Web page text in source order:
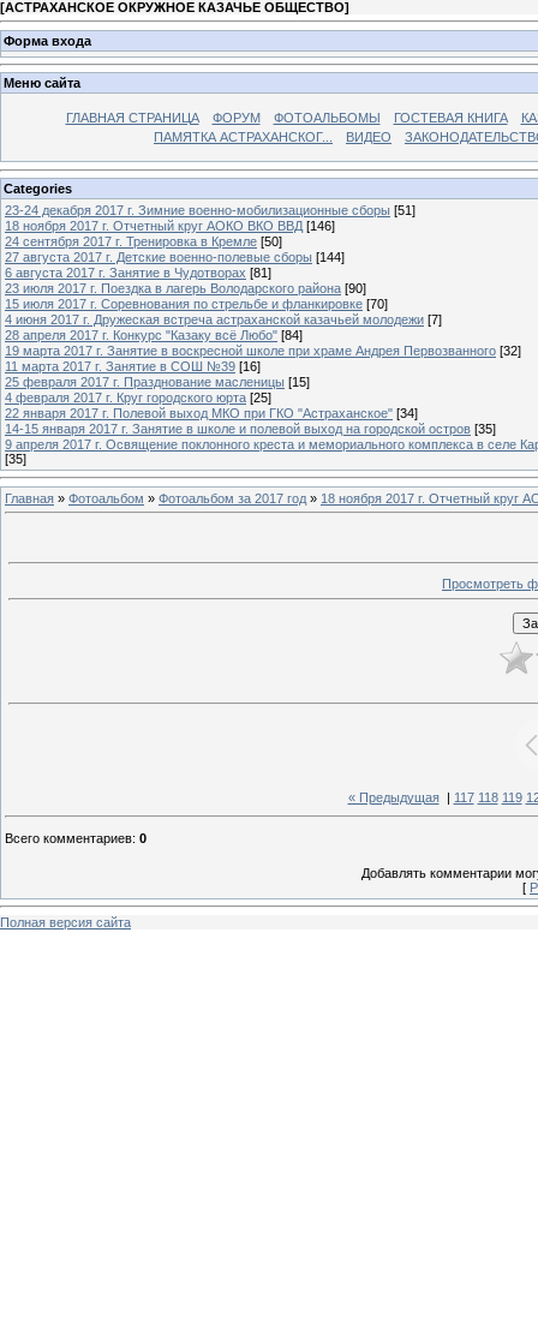
[АСТРАХАНСКОЕ ОКРУЖНОЕ КАЗАЧЬЕ ОБЩЕСТВО]
Форма входа
Меню сайта
ГЛАВНАЯ СТРАНИЦА ФОРУМ ФОТОАЛЬБОМЫ ГОСТЕВАЯ КНИГА
ПАМЯТКА АСТРАХАНСКОГ...
ВИДЕО
Categories
23-24 декабря 2017 г. Зимние военно-мобилизационные сборы [51]
18 ноября 2017 г. Отчетный круг АОКО ВКО ВВД [146]
24 сентября 2017 г. Тренировка в Кремле [50]
27 августа 2017 г. Детские военно-полевые сборы [144]
6 августа 2017 г. Занятие в Чудотворах [81]
23 июля 2017 г. Поездка в лагерь Володарского района [90]
15 июля 2017 г. Соревнования по стрельбе и фланкировке [70]
4 июня 2017 г. Дружеская встреча астраханской казачьей молодежи [7]
28 апреля 2017 г. Конкурс "Казаку всё Любо" [84]
19 марта 2017 г. Занятие в воскресной школе при храме Андрея Первозванного [32]
11 марта 2017 г. Занятие в СОШ №39 [16]
25 февраля 2017 г. Празднование масленицы [15]
4 февраля 2017 г. Круг городского юрта [25]
22 января 2017 г. Полевой выход МКО при ГКО "Астраханское" [34]
14-15 января 2017 г. Занятие в школе и полевой выход на городской остров [35]
9 апреля 2017 г. Освящение поклонного креста и мемориального комплекса в селе
[35]
Главная » Фотоальбом » Фотоальбом за 2017 год » 18 ноября 2017 г. Отчетный круг
Просмотреть
« Предыдущая| 117 118 119
Всего комментариев: 0
Добавлять комментарии
[
Полная версия сайта